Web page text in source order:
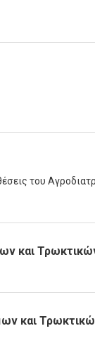
του
και
και